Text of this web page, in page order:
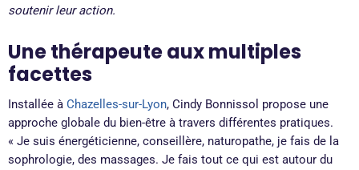
soutenir leur action.
Une thérapeute aux multiples
facettes
Installée à Chazelles-sur-Lyon, Cindy Bonnissol propose une
approche globale du bien-être à travers différentes pratiques.
« Je suis énergéticienne, conseillère, naturopathe, je fais de la
sophrologie, des massages. Je fais tout ce qui est autour du